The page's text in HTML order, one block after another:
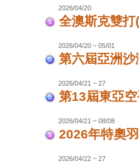
2026/04/20
全澳斯克雙
2026/04/20 ~ 05/01
第六屆亞洲
2026/04/21 ~ 27
第13屆東亞
2026/04/21 ~ 08/08
2026年特奧
2026/04/22 ~ 27